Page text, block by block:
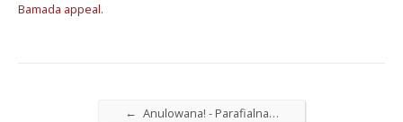
Bamada appeal.
← Anulowana! - Parafialna…